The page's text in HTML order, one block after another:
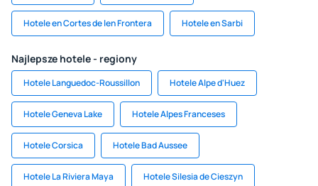
Hotele en Cortes de len Frontera Hotele en Sarbi
Najlepsze hotele - regiony
Hotele Languedoc-Roussillon Hotele Alpe d'Huez
Hotele Geneva Lake Hotele Alpes Franceses
Hotele Corsica Hotele Bad Aussee
Hotele La Riviera Maya Hotele Silesia de Cieszyn